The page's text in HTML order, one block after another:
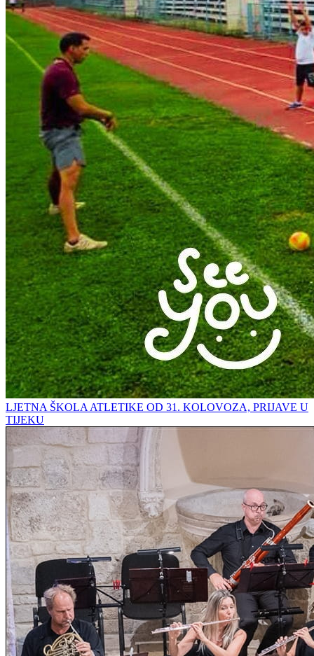
LJETNA ŠKOLA ATLETIKE OD 31. KOLOVOZA, PRIJAVE U
TIJEKU